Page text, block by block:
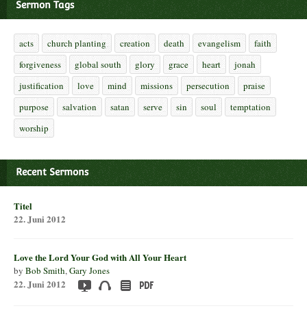
Sermon Tags
acts church planting creation death evangelism
faith
forgiveness
global south glory grace heart
jonah
justification
love mind missions persecution
praise
purpose
salvation satan serve sin soul
temptation
worship
Recent Sermons
Titel
22. Juni 2012
Love the Lord Your God with All Your Heart
by Bob Smith, Gary Jones
22. Juni 2012